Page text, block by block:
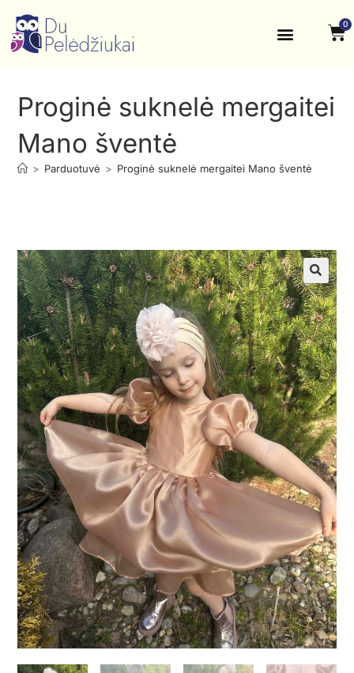
0
Proginė suknelė mergaitei
Mano šventė
> Parduotuvė > Proginė suknelė mergaitei Mano šventė
🔍